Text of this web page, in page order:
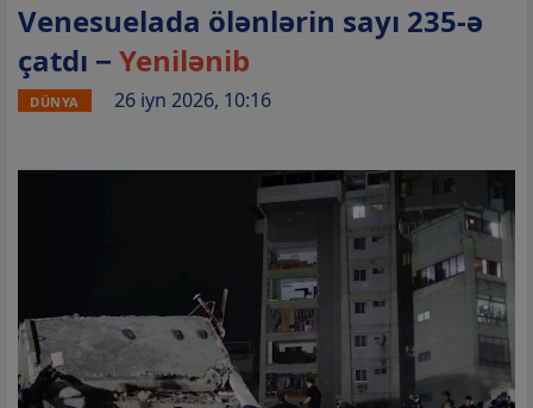
Venesuelada ölənlərin sayı 235-ə
çatdı − Yenilənib
DÜNYA 26 iyn 2026, 10:16